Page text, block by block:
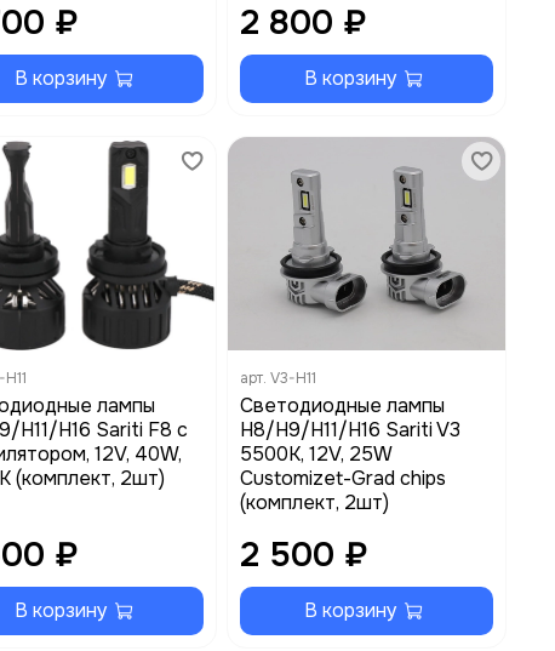
₽
В корзину
2 800 ₽
В корзину
лампы
H11/H16 Sariti F8 с
12V, 40W,
(комплект, 2шт)
₽
В корзину
арт. V3-H11
Светодиодные лампы
H8/H9/H11/H16 Sariti V3
5500К, 12V, 25W
Customizet-Grad chips
(комплект, 2шт)
2 500 ₽
В корзину